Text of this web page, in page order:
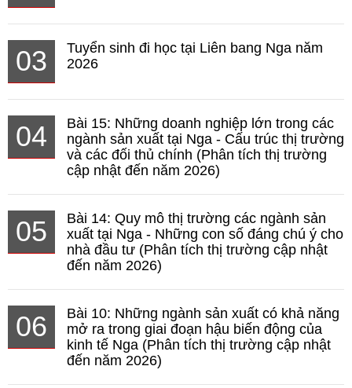
03
Tuyển sinh đi học tại Liên bang Nga năm
2026
04
Bài 15: Những doanh nghiệp lớn trong các
ngành sản xuất tại Nga - Cấu trúc thị trường
và các đối thủ chính (Phân tích thị trường
cập nhật đến năm 2026)
05
Bài 14: Quy mô thị trường các ngành sản
xuất tại Nga - Những con số đáng chú ý cho
nhà đầu tư (Phân tích thị trường cập nhật
đến năm 2026)
06
Bài 10: Những ngành sản xuất có khả năng
mở ra trong giai đoạn hậu biến động của
kinh tế Nga (Phân tích thị trường cập nhật
đến năm 2026)